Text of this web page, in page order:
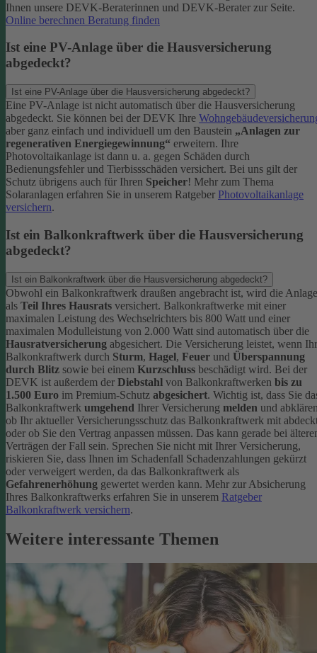
Ihnen unsere DEVK-Beraterinnen und DEVK-Berater zur Seite.
Online berechnen Beratung finden
Ist eine PV-Anlage über die Hausversicherung
abgedeckt?
Ist eine PV-Anlage über die Hausversicherung abgedeckt?
Eine PV-Anlage ist nicht automatisch über die Hausversicherung
abgedeckt. Sie können bei der DEVK Ihre
aber ganz einfach und individuell um den Baustein „Anlagen zur
regenerativen Energiegewinnung“ erweitern. Ihre
Photovoltaikanlage ist dann u. a. gegen Schäden durch
Bedienungsfehler und Tierbissschäden versichert. Bei uns gilt der
Schutz übrigens auch für Ihren Speicher! Mehr zum Thema
Solaranlagen erfahren Sie in unserem Ratgeber Photovoltaikanlage
versichern.
Ist ein Balkonkraftwerk über die Hausversicherung
abgedeckt?
Ist ein Balkonkraftwerk über die Hausversicherung abgedeckt?
Obwohl ein Balkonkraftwerk draußen angebracht ist, wird die Anlage
als Teil Ihres Hausrats versichert. Balkonkraftwerke mit einer
maximalen Leistung des Wechselrichters bis 800 Watt und einer
maximalen Modulleistung von 2.000 Watt sind automatisch über die
Hausratversicherung abgesichert. Die Versicherung leistet, wenn Ihr
Balkonkraftwerk durch Sturm, Hagel, Feuer und Überspannung
durch Blitz sowie bei einem Kurzschluss beschädigt wird. Bei der
DEVK ist außerdem der Diebstahl von Balkonkraftwerken bis zu
1.500 Euro im Premium-Schutz abgesichert. Wichtig ist, dass Sie
Balkonkraftwerk umgehend Ihrer Versicherung melden und
ob Ihr aktueller Versicherungsschutz das Balkonkraftwerk mit
oder ob Sie den Vertrag anpassen müssen. Das kann gerade bei
Verträgen der Fall sein. Sprechen Sie nicht mit Ihrer Versicherung,
riskieren Sie, dass Ihnen im Schadenfall Schadenzahlungen gekürzt
oder verweigert werden, da das Balkonkraftwerk als
Gefahrenerhöhung gewertet werden kann. Mehr zur Absicherung
Ihres Balkonkraftwerks erfahren Sie in unserem Ratgeber
Balkonkraftwerk versichern.
Weitere interessante Themen